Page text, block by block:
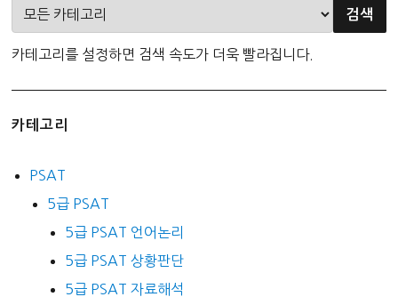
카테고리를 설정하면 검색 속도가 더욱 빨라집니다.
카테고리
PSAT
5급 PSAT
5급 PSAT 언어논리
5급 PSAT 상황판단
5급 PSAT 자료해석